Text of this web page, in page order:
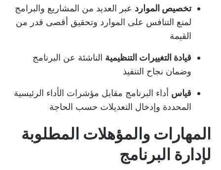
تخصيص الموارد عبر العديد من المشاريع والبرامج
لمنع التنافس على الموارد وتحقيق أقصى قدر من
القيمة
قيادة التغييرات التنظيمية الناشئة عن البرنامج
وضمان نجاح التنفيذ
قياس أداء البرنامج مقابل مؤشرات الأداء الرئيسية
المحددة وإدخال التعديلات حسب الحاجة
المهارات والمؤهلات المطلوبة
لإدارة البرنامج